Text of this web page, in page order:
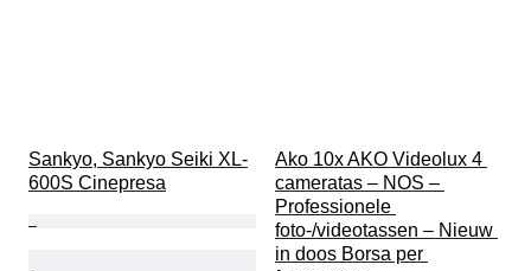
Sankyo, Sankyo Seiki XL-
600S Cinepresa
Ako 10x AKO Videolux 4
cameratas – NOS –
Professionele
foto-/videotassen – Nieuw
in doos Borsa per